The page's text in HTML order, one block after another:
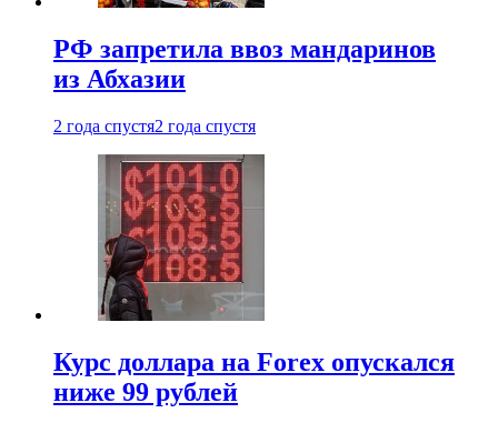
РФ запретила ввоз мандаринов
из Абхазии
2 года спустя2 года спустя
Курс доллара на Forex опускался
ниже 99 рублей